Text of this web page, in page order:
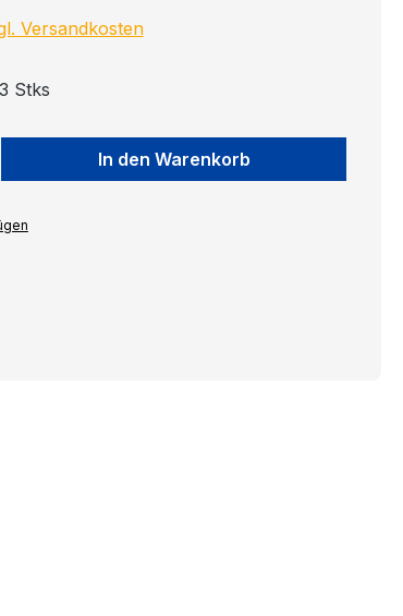
Versandkosten
Stks
Gib den gewünschten Wert
In den Warenkorb